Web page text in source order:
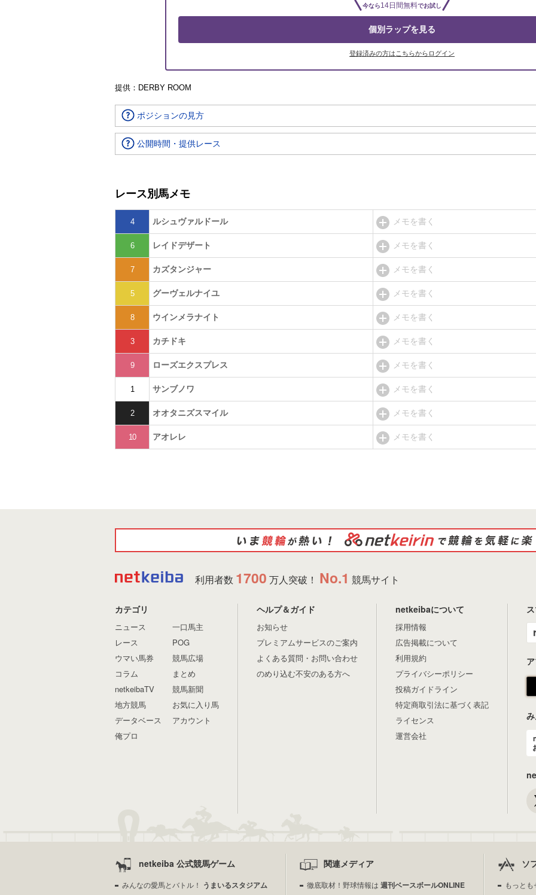
今なら14日間無料でお試し
個別ラップを見る
登録済みの方はこちらからログイン
提供：DERBY ROOM
ポジションの見方
公開時間・提供レース
レース別馬メモ
4 ルシュヴァルドール メモを書く
6 レイドデザート メモを書く
7 カズタンジャー メモを書く
5 グーヴェルナイユ メモを書く
8 ウインメラナイト メモを書く
3 カチドキ メモを書く
9 ローズエクスプレス メモを書く
1 サンブノワ メモを書く
2 オオタニズスマイル メモを書く
10 アオレレ メモを書く
利用者数 1700 万人突破！ No.1 競馬サイト
カテゴリ
ニュース
レース
ウマい馬券
コラム
netkeibaTV
地方競馬
データベース
俺プロ
一口馬主
POG
競馬広場
まとめ
競馬新聞
お気に入り馬
アカウント
ヘルプ＆ガイド
お知らせ
プレミアムサービスのご案内
よくある質問・お問い合わせ
のめり込む不安のある方へ
netkeibaについて
採用情報
広告掲載について
利用規約
プライバシーポリシー
投稿ガイドライン
特定商取引法に基づく表記
ライセンス
運営会社
netkeiba 公式競馬ゲーム
みんなの愛馬とバトル！ うまいるスタジアム
関連メディア
徹底取材！野球情報は 週刊ベースボールONLINE
ソ
もっと